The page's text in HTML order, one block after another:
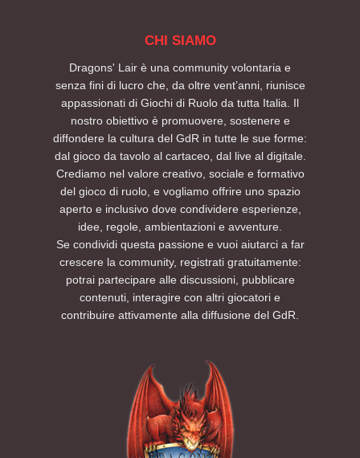
CHI SIAMO
Dragons' Lair è una community volontaria e
senza fini di lucro che, da oltre vent’anni, riunisce
appassionati di Giochi di Ruolo da tutta Italia. Il
nostro obiettivo è promuovere, sostenere e
diffondere la cultura del GdR in tutte le sue forme:
dal gioco da tavolo al cartaceo, dal live al digitale.
Crediamo nel valore creativo, sociale e formativo
del gioco di ruolo, e vogliamo offrire uno spazio
aperto e inclusivo dove condividere esperienze,
idee, regole, ambientazioni e avventure.
Se condividi questa passione e vuoi aiutarci a far
crescere la community, registrati gratuitamente:
potrai partecipare alle discussioni, pubblicare
contenuti, interagire con altri giocatori e
contribuire attivamente alla diffusione del GdR.